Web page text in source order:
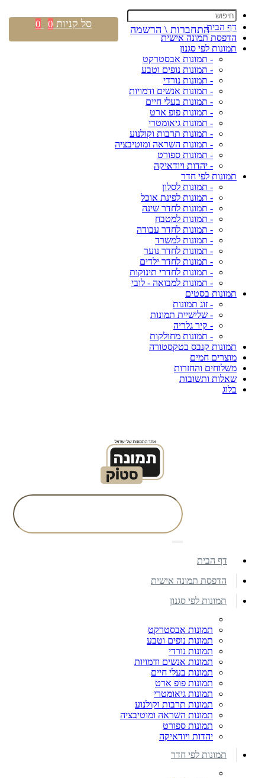
דף הבית
הדפסת תמונה אישית
תמונות לפי סגנון
- תמונות אבסטרקט
- תמונות נופים וטבע
- תמונות נורדי
- תמונות אנשים ודמויות
- תמונות בעלי חיים
- תמונות פופ ארט
- תמונות גיאומטרי
- תמונות תרבות וקולנוע
- תמונות השראה ומוטיבציה
- תמונות ספורט
- יהדות ויודאיקה
תמונות לפי חדר
- תמונות לסלון
- תמונות לפינת אוכל
- תמונות לחדר שינה
- תמונות למטבח
- תמונות לחדר עבודה
- תמונות למשרד
- תמונות לחדר נוער
- תמונות לחדר ילדים
- תמונות לחדרי תינוקות
- תמונות למבואה - לובי
תמונות בסטים
- זוג תמונות
- שלישיית תמונות
- קיר גלריה
- תמונות מחולקות
תמונות קנבס בטקסטורה
מוצרים חמים
משלוחים והחזרות
שאלות ותשובות
בלוג
התחברות \ הרשמה סל קניות 0
0
דף הבית
הדפסת תמונה אישית
תמונות לפי סגנון
תמונות אבסטרקט
תמונות נופים וטבע
תמונות נורדי
תמונות אנשים ודמויות
תמונות בעלי חיים
תמונות פופ ארט
תמונות גיאומטרי
תמונות תרבות וקולנוע
תמונות השראה ומוטיבציה
תמונות ספורט
יהדות ויודאיקה
תמונות לפי חדר